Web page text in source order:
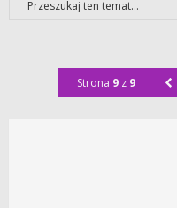
Strona 9 z 9